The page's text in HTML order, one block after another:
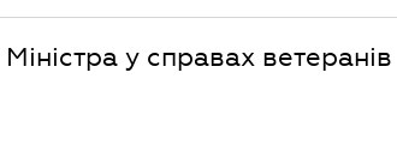
у справах ветеранів